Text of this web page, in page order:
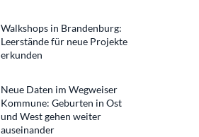
Walkshops in Brandenburg:
Leerstände für neue Projekte
erkunden
Neue Daten im Wegweiser
Kommune: Geburten in Ost
und West gehen weiter
auseinander